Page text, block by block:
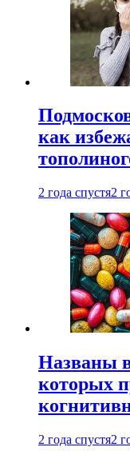
как
2 года спустя2
Названы
которых
2 года спустя2